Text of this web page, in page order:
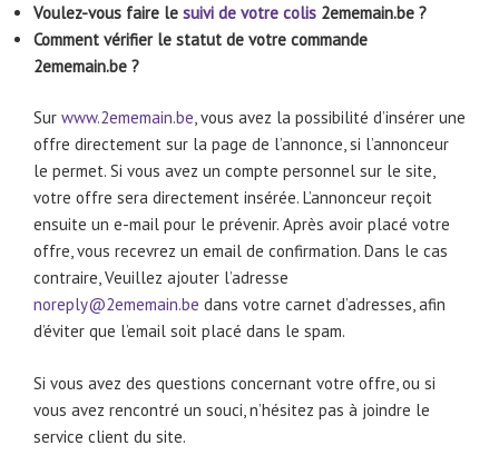
Voulez-vous faire le suivi de votre colis 2ememain.be ?
Comment vérifier le statut de votre commande
2ememain.be ?
Sur www.2ememain.be, vous avez la possibilité d’insérer une
offre directement sur la page de l’annonce, si l’annonceur
le permet. Si vous avez un compte personnel sur le site,
votre offre sera directement insérée. L’annonceur reçoit
ensuite un e-mail pour le prévenir. Après avoir placé votre
offre, vous recevrez un email de confirmation. Dans le cas
contraire, Veuillez ajouter l’adresse
noreply@2ememain.be dans votre carnet d’adresses, afin
d’éviter que l’email soit placé dans le spam.
Si vous avez des questions concernant votre offre, ou si
vous avez rencontré un souci, n’hésitez pas à joindre le
service client du site.